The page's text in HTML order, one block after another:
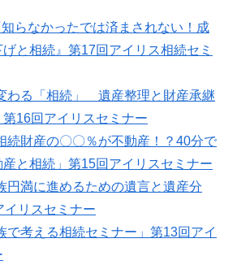
らなかったでは済まされない！成
げと相続』第17回アイリス相続セミ
る「相続」 遺産整理と財産承継
16回アイリスセミナー
財産の〇〇％が不動産！？40分で
と相続」第15回アイリスセミナー
円満に進めるための遺言と遺産分
イリスセミナー
で考える相続セミナー」第13回アイ